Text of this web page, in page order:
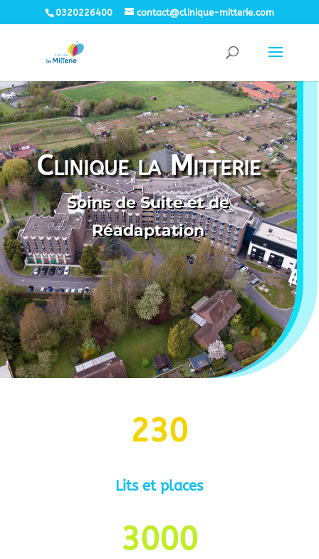
0320226400 contact@clinique-mitterie.com
Clinique la Mitterie
Soins de Suite et de
Réadaptation
230
Lits et places
3000